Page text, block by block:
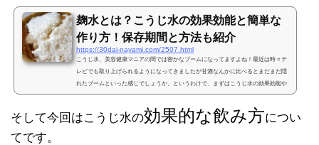
麹水とは？こうじ水の効果効能と簡単な
作り方！保存期間と方法も紹介
https://30dai-nayami.com/2507.html
こうじ水、美容健康マニアの間では密かなブームになってますよね！最近は時々テ
レビでも取り上げられるようになってきましたが甘酒なんかに比べるとまだまだ隠
れたブームといった感じでしょうか。というわけで、まずはこうじ水の効果効能や
簡単な作り方についてまとめておきますね♪麹水とは？蒸したお米にこうじ菌をつけ
ることでできる米こうじは日本酒づくりにはかかせない食品。ここ最近はテレビの
情報番組のおかげで大ブームになったので塩こうじや甘酒など麹（こうじ）から作
そして今回はこうじ水の効果的な飲み方につい
てです。